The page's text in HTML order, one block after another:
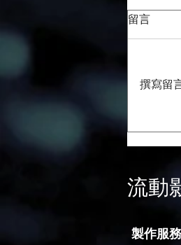
籌備
專業
留言
撰寫留
流動
製作服